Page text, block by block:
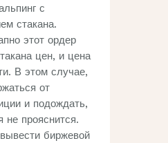
с
стакана.
этот ордер
цен, и цена
В этом случае,
от
и подождать,
не прояснится.
биржевой